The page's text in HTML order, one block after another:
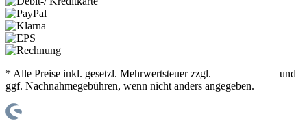
* Alle Preise inkl. gesetzl. Mehrwertsteuer zzgl.
und
ggf. Nachnahmegebühren, wenn nicht anders angegeben.